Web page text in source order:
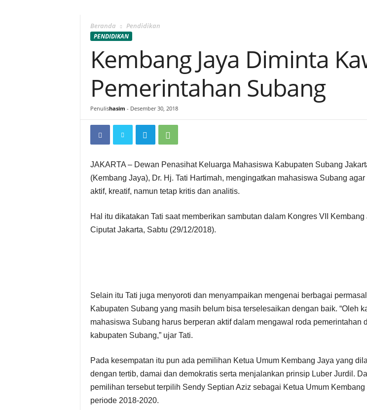
Beranda Pendidikan
PENDIDIKAN
Kembang Jaya Diminta
Pemerintahan Subang
Penulishasim - Desember 30, 2018
JAKARTA – Dewan Penasihat Keluarga Mahasiswa Kabupaten Subang
(Kembang Jaya), Dr. Hj. Tati Hartimah, mengingatkan mahasiswa Subang agar
aktif, kreatif, namun tetap kritis dan analitis.
Hal itu dikatakan Tati saat memberikan sambutan dalam Kongres VII Kembang
Ciputat Jakarta, Sabtu (29/12/2018).
Selain itu Tati juga menyoroti dan menyampaikan mengenai berbagai
Kabupaten Subang yang masih belum bisa terselesaikan dengan baik. “Oleh
mahasiswa Subang harus berperan aktif dalam mengawal roda pemerintahan
kabupaten Subang,” ujar Tati.
Pada kesempatan itu pun ada pemilihan Ketua Umum Kembang Jaya yang
dengan tertib, damai dan demokratis serta menjalankan prinsip Luber Jurdil.
pemilihan tersebut terpilih Sendy Septian Aziz sebagai Ketua Umum Kembang
periode 2018-2020.